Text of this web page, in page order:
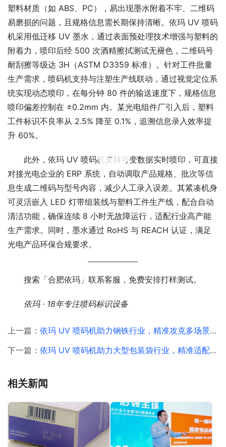
塑料材质（如 ABS、PC），易出现墨水附着不牢、二维码
易磨损的问题，且规格信息需长期保持清晰。依玛 UV 喷码
机采用低迁移 UV 墨水，通过表面预处理技术增强与塑料的
附着力，喷印后经 500 次酒精擦拭测试无褪色，二维码号
耐刮擦等级达 3H（ASTM D3359 标准）。针对工件批量
生产需求，喷码机支持与注塑生产线联动，通过视觉定位系
统实现动态喷印，在每分钟 80 件的输送速度下，规格信息
喷印偏差控制在 ±0.2mm 内。某光电组件厂引入后，塑料
工件标识不良率从 2.5% 降至 0.1%，追溯信息录入效率提
升 60%。
此外，依玛 UV 喷码机支持可变数据实时喷印，可直接
对接光电企业的 ERP 系统，自动调取产品规格、批次等信
息生成二维码与型号内容，减少人工录入误差。其紧凑机身
可灵活嵌入 LED 灯带组装线与塑料工件生产线，配合自动
清洁功能，确保连续 8 小时无故障运行，适配行业高产能
生产需求。同时，墨水通过 RoHS 与 REACH 认证，满足
光电产品环保合规要求。
搜索「合肥依玛」联系客服，免费安排打样测试。
依玛 · 18年专注喷码标识设备
上一篇： 依玛 UV 喷码机助力钢铁行业，精准攻克多场景喷码挑战
下一篇： 依玛 UV 喷码机助力大型包装袋行业，精准适配多场景下喷需求
相关新闻